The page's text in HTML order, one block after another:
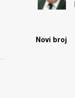
Novi broj